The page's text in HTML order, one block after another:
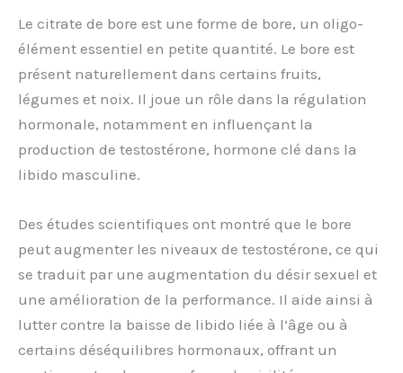
Le citrate de bore est une forme de bore, un oligo-
élément essentiel en petite quantité. Le bore est
présent naturellement dans certains fruits,
légumes et noix. Il joue un rôle dans la régulation
hormonale, notamment en influençant la
production de testostérone, hormone clé dans la
libido masculine.
Des études scientifiques ont montré que le bore
peut augmenter les niveaux de testostérone, ce qui
se traduit par une augmentation du désir sexuel et
une amélioration de la performance. Il aide ainsi à
lutter contre la baisse de libido liée à l’âge ou à
certains déséquilibres hormonaux, offrant un